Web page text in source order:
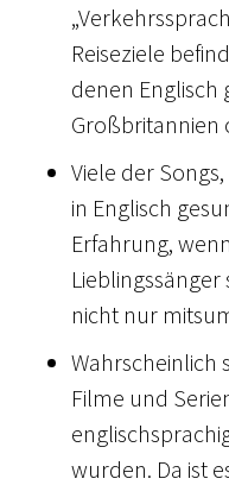
Reiseziele
denen Englisch
Großbritannien
Viele der
in Englisch
Erfahrung,
nicht nur
Wahrscheinlich
Filme und
wurden. Da ist